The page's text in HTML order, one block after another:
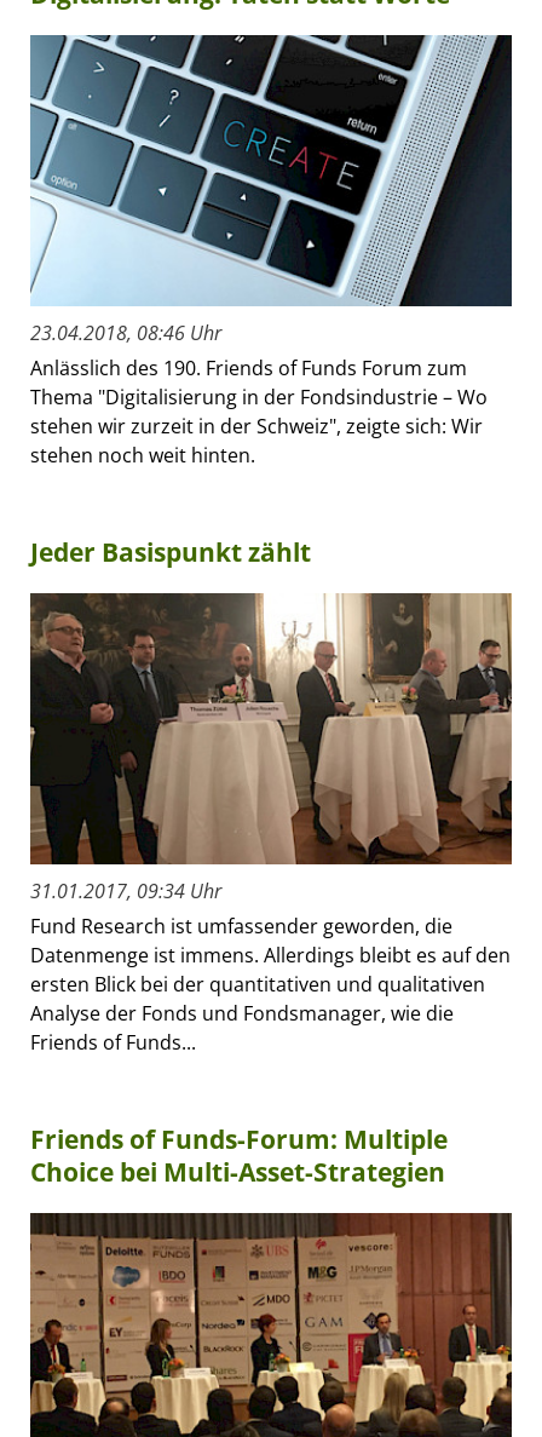
23.04.2018, 08:46 Uhr
Anlässlich des 190. Friends of Funds Forum zum
Thema "Digitalisierung in der Fondsindustrie – Wo
stehen wir zurzeit in der Schweiz", zeigte sich: Wir
stehen noch weit hinten.
Jeder Basispunkt zählt
31.01.2017, 09:34 Uhr
Fund Research ist umfassender geworden, die
Datenmenge ist immens. Allerdings bleibt es auf den
ersten Blick bei der quantitativen und qualitativen
Analyse der Fonds und Fondsmanager, wie die
Friends of Funds...
Friends of Funds-Forum: Multiple
Choice bei Multi-Asset-Strategien